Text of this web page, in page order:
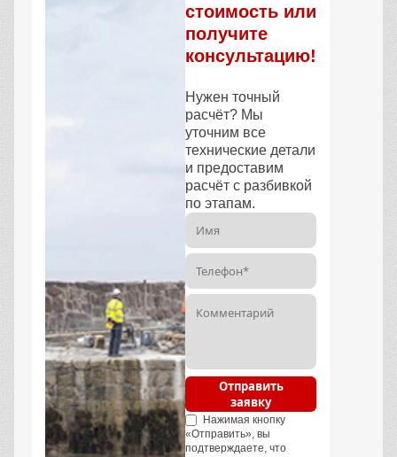
стоимость или
получите
консультацию!
Нужен точный
расчёт? Мы
уточним все
технические детали
и предоставим
расчёт с разбивкой
по этапам.
Отправить
заявку
Нажимая кнопку
«Отправить», вы
подтверждаете, что